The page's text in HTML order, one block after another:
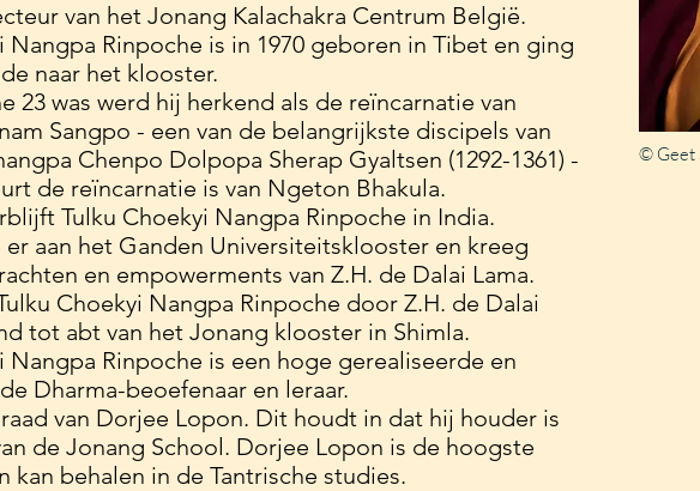
van het Jonang Kalachakra Centrum België.
Nangpa Rinpoche is in 1970 geboren in Tibet en ging
naar het klooster.
23 was werd hij herkend als de reïncarnatie van
Sangpo - een van de belangrijkste discipels van
Chenpo Dolpopa Sherap Gyaltsen (1292-1361) -
de reïncarnatie is van Ngeton Bhakula.
Tulku Choekyi Nangpa Rinpoche in India.
aan het Ganden Universiteitsklooster en kreeg
en empowerments van Z.H. de Dalai Lama.
Choekyi Nangpa Rinpoche door Z.H. de Dalai
tot abt van het Jonang klooster in Shimla.
Nangpa Rinpoche is een hoge gerealiseerde en
Dharma-beoefenaar en leraar.
van Dorjee Lopon. Dit houdt in dat hij houder is
de Jonang School. Dorjee Lopon is de hoogste
kan behalen in de Tantrische studies.
© Geet